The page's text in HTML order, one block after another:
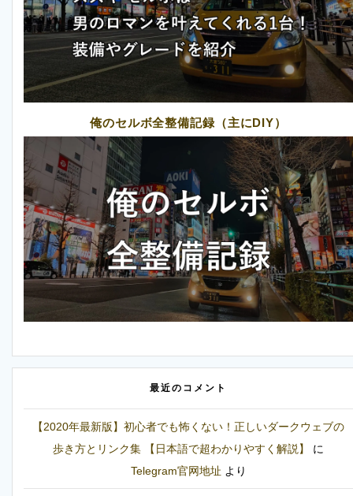
俺のセルボ全整備記録（主にDIY）
最近のコメント
【2020年最新版】初心者でも怖くない！正しいダークウェブの
歩き方とリンク集 【日本語で超わかりやすく解説】
に
Telegram官网地址 より